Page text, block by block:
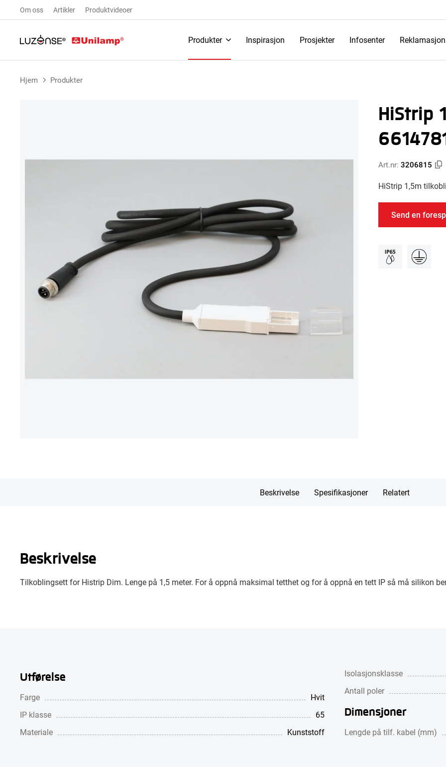
Om oss Artikler Produktvideoer
Produkter Inspirasjon Prosjekter Infosenter Reklamasjon
Hjem Produkter
HiStrip
Art.nr: 3206815
HiStrip 1,5m
Send en
Beskrivelse Spesifikasjoner Relatert
Beskrivelse
Tilkoblingsett for Histrip Dim. Lenge på 1,5 meter. For å oppnå maksimal tetthet og for å oppnå en tett IP så må silikon
Utførelse
Farge
Hvit
IP klasse
65
Materiale
Kunststoff
Isolasjonsklasse
Antall poler
Dimensjoner
Lengde på tilf. kabel (mm)